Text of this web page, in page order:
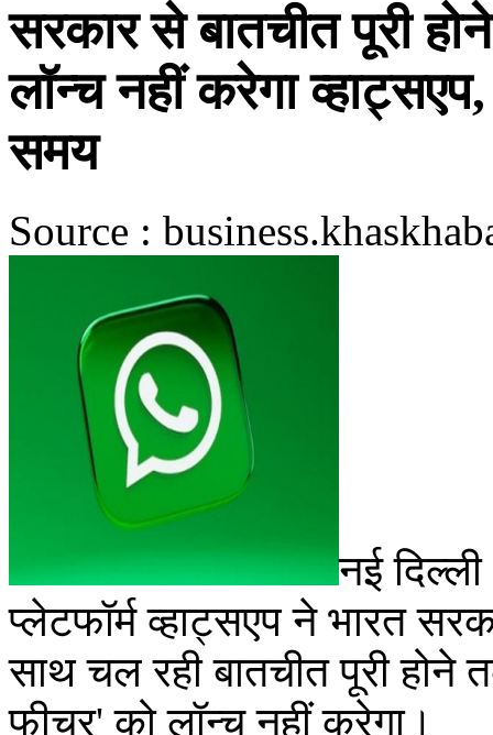
सरकार से बातचीत पूरी
लॉन्च नहीं करेगा
समय
Source :
नई
प्लेटफॉर्म व्हाट्सएप ने भारत
साथ चल रही बातचीत पूरी
फीचर' को लॉन्च नहीं करेगा।